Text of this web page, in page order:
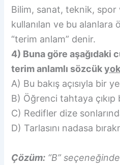
Bilim, sanat, teknik, spor
kullanılan ve bu alanlara
“terim anlam” denir.
4) Buna göre aşağıdaki
terim anlamlı sözcük
A) Bu bakış açısıyla bir
B) Öğrenci tahtaya
C) Redifler dize
D) Tarlasını nadasa
Çözüm: “B”